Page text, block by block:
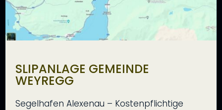
SLIPANLAGE GEMEINDE
WEYREGG
Segelhafen Alexenau – Kostenpflichtige